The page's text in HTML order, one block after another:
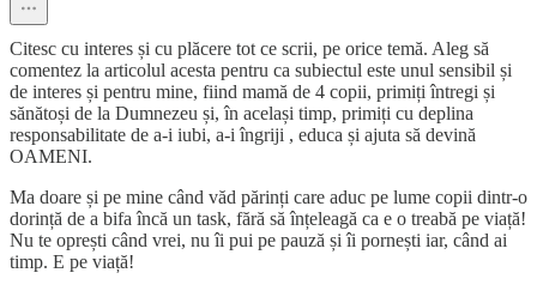
Citesc cu interes și cu plăcere tot ce scrii, pe orice temă. Aleg să
comentez la articolul acesta pentru ca subiectul este unul sensibil și
de interes și pentru mine, fiind mamă de 4 copii, primiți întregi și
sănătoși de la Dumnezeu și, în același timp, primiți cu deplina
responsabilitate de a-i iubi, a-i îngriji , educa și ajuta să devină
OAMENI.
Ma doare și pe mine când văd părinți care aduc pe lume copii dintr-o
dorință de a bifa încă un task, fără să înțeleagă ca e o treabă pe viață!
Nu te oprești când vrei, nu îi pui pe pauză și îi pornești iar, când ai
timp. E pe viață!